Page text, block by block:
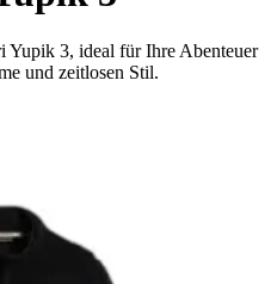
Yupik 3, ideal für Ihre Abenteuer
und zeitlosen Stil.